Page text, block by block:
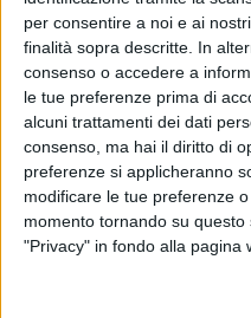
per consentire a noi e ai
finalità sopra descritte. In
consenso o accedere a
le tue preferenze prima di
alcuni trattamenti dei dati
consenso, ma hai il diritto di
preferenze si applicheranno
modificare le tue preferenze
momento tornando su
"Privacy" in fondo alla pagina
Chi siamo
Privacy